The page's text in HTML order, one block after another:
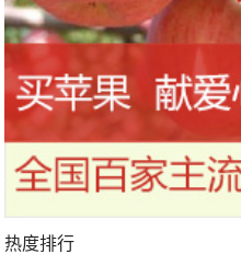
热度排行